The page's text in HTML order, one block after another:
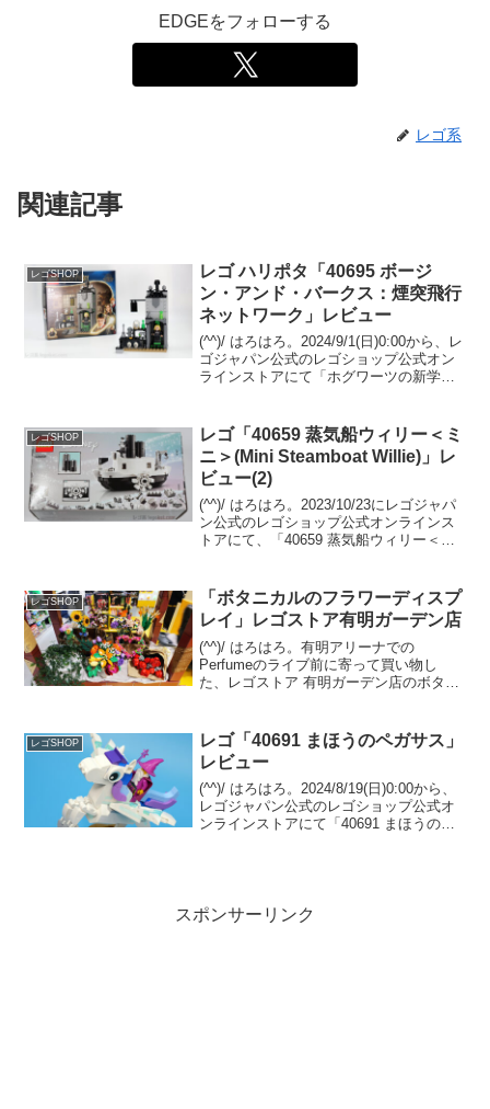
EDGEをフォローする
レゴ系
関連記事
レゴSHOP
レゴ ハリポタ「40695 ボージ
ン・アンド・バークス：煙突飛行
ネットワーク」レビュー
(^^)/ はろはろ。2024/9/1(日)0:00から、レ
ゴジャパン公式のレゴショップ公式オン
ラインストアにて「ホグワーツの新学
ク」のプレゼントがスタートしてい...
レゴSHOP
レゴ「40659 蒸気船ウィリー＜ミ
ニ＞(Mini Steamboat Willie)」レ
ビュー(2)
(^^)/ はろはろ。2023/10/23にレゴジャパ
ン公式のレゴショップ公式オンラインス
トアにて、「40659 蒸気船ウィリー＜ミ
ー・デュプロ、スター・ウォーズ、マー
ベ...
レゴSHOP
「ボタニカルのフラワーディスプ
レイ」レゴストア有明ガーデン店
(^^)/ はろはろ。有明アリーナでの
Perfumeのライブ前に寄って買い物し
た、レゴストア 有明ガーデン店のボタニ
パン/シナテック指定ですが、主役のボタ
ニカルコレ...
レゴSHOP
レゴ「40691 まほうのペガサス」
レビュー
(^^)/ はろはろ。2024/8/19(日)0:00から、
レゴジャパン公式のレゴショップ公式オ
ンラインストアにて「40691 まほうのペ
スポンサーリンク